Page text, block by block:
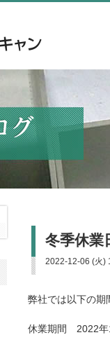
冬季休業
2022-12-06 (火)
弊社では以下の期
休業期間 2022年